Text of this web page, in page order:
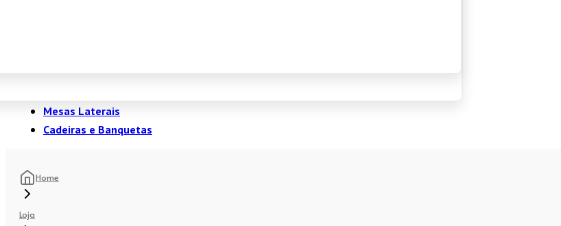
Mesas Laterais
Cadeiras e Banquetas
Home
Loja